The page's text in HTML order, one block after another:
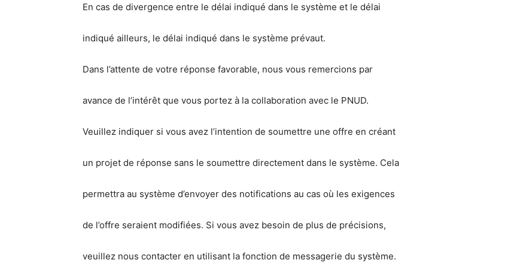
En cas de divergence entre le délai indiqué dans le système et le délai
indiqué ailleurs, le délai indiqué dans le système prévaut.
Dans l’attente de votre réponse favorable, nous vous remercions par
avance de l’intérêt que vous portez à la collaboration avec le PNUD.
Veuillez indiquer si vous avez l’intention de soumettre une offre en créant
un projet de réponse sans le soumettre directement dans le système. Cela
permettra au système d’envoyer des notifications au cas où les exigences
de l’offre seraient modifiées. Si vous avez besoin de plus de précisions,
veuillez nous contacter en utilisant la fonction de messagerie du système.